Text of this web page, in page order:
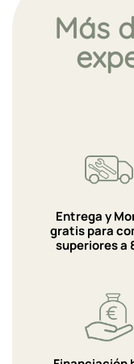
Más
Entrega y
gratis para
superiores a